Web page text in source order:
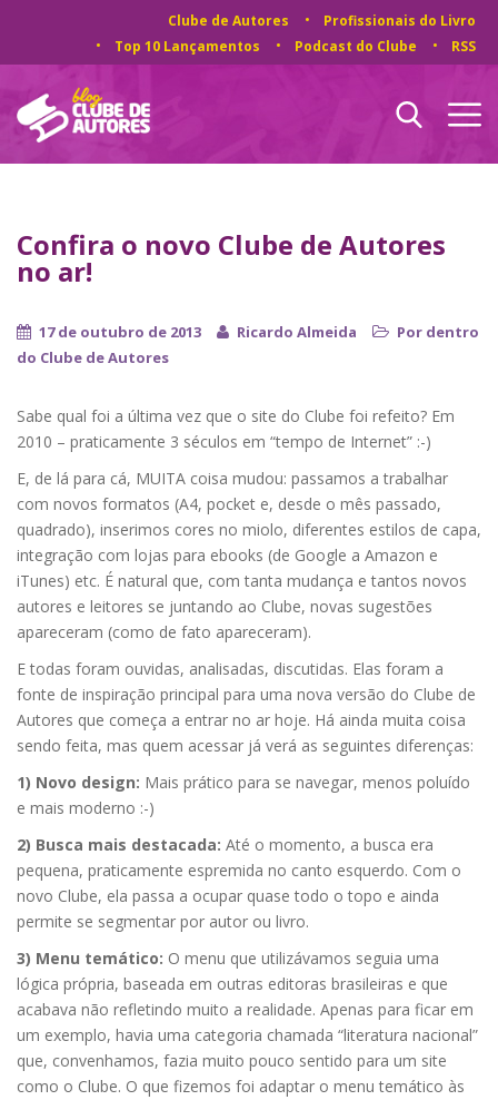
Clube de Autores
Profissionais do Livro
Top 10 Lançamentos
Podcast do Clube RSS
Confira o novo Clube de Autores
no ar!
17 de outubro de 2013 Ricardo Almeida
Por dentro
do Clube de Autores
Sabe qual foi a última vez que o site do Clube foi refeito? Em
2010 – praticamente 3 séculos em “tempo de Internet” :-)
E, de lá para cá, MUITA coisa mudou: passamos a trabalhar
com novos formatos (A4, pocket e, desde o mês passado,
quadrado), inserimos cores no miolo, diferentes estilos de capa,
integração com lojas para ebooks (de Google a Amazon e
iTunes) etc. É natural que, com tanta mudança e tantos novos
autores e leitores se juntando ao Clube, novas sugestões
apareceram (como de fato apareceram).
E todas foram ouvidas, analisadas, discutidas. Elas foram a
fonte de inspiração principal para uma nova versão do Clube de
Autores que começa a entrar no ar hoje. Há ainda muita coisa
sendo feita, mas quem acessar já verá as seguintes diferenças:
1) Novo design: Mais prático para se navegar, menos poluído
e mais moderno :-)
2) Busca mais destacada: Até o momento, a busca era
pequena, praticamente espremida no canto esquerdo. Com o
novo Clube, ela passa a ocupar quase todo o topo e ainda
permite se segmentar por autor ou livro.
3) Menu temático: O menu que utilizávamos seguia uma
lógica própria, baseada em outras editoras brasileiras e que
acabava não refletindo muito a realidade. Apenas para ficar em
um exemplo, havia uma categoria chamada “literatura nacional”
que, convenhamos, fazia muito pouco sentido para um site
como o Clube. O que fizemos foi adaptar o menu temático às